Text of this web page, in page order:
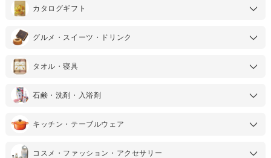
カタログギフト
グルメ・スイーツ・ドリンク
タオル・寝具
石鹸・洗剤・入浴剤
キッチン・テーブルウェア
コスメ・ファッション・アクセサリー